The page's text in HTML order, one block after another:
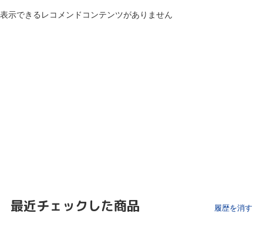
表示できるレコメンドコンテンツがありません
最近チェックした商品 履歴を消す